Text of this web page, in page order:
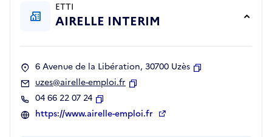
ETTI
AIRELLE INTERIM
6 Avenue de la Libération, 30700 Uzès
uzes@airelle-emploi.fr
04 66 22 07 24
Copier
https://www.airelle-emploi.fr